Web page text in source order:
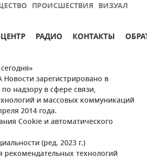
ПРОИСШЕСТВИЯ ВИЗУАЛ
РАДИО КОНТАКТЫ
зарегистрировано в
надзору в сфере связи,
и массовых коммуникаций
2014 года.
Cookie и автоматического
(ред. 2023 г.)
технологий